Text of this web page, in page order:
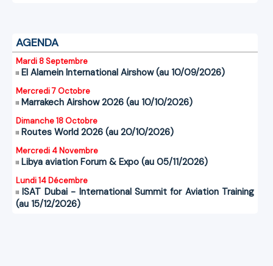
AGENDA
Mardi 8 Septembre
El Alamein International Airshow (au 10/09/2026)
Mercredi 7 Octobre
Marrakech Airshow 2026 (au 10/10/2026)
Dimanche 18 Octobre
Routes World 2026 (au 20/10/2026)
Mercredi 4 Novembre
Libya aviation Forum & Expo (au 05/11/2026)
Lundi 14 Décembre
ISAT Dubai - International Summit for Aviation Training
(au 15/12/2026)